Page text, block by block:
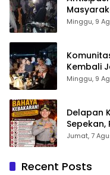
Operasi
Minggu, 9
Kembali
Daeng
Minggu, 9
Delapan
kepada
Jumat, 7
Recent Posts